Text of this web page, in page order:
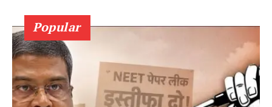
Popular